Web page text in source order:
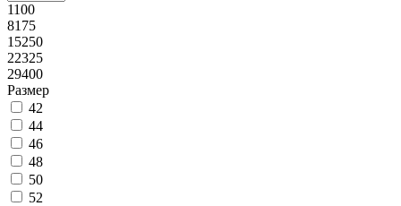
1100
8175
15250
22325
29400
Размер
42
44
46
48
50
52